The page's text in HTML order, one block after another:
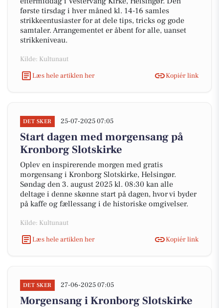
første tirsdag i hver måned kl. 14-16 samles
strikkeentusiaster for at dele tips, tricks og gode
samtaler. Arrangementet er åbent for alle, uanset
strikkeniveau.
Kilde: Kultunaut
Læs hele artiklen her
Kopiér link
DET SKER 25-07-2025 07:05
Start dagen med morgensang på
Kronborg Slotskirke
Oplev en inspirerende morgen med gratis
morgensang i Kronborg Slotskirke, Helsingør.
Søndag den 3. august 2025 kl. 08:30 kan alle
deltage i denne skønne start på dagen, hvor vi byder
på kaffe og fællessang i de historiske omgivelser.
Kilde: Kultunaut
Læs hele artiklen her
Kopiér link
DET SKER 27-06-2025 07:05
Morgensang i Kronborg Slotskirke